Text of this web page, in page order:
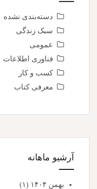
دسته‌بندی نشده
سبک زندگی
عمومی
فناوری اطلاعات
کسب و کار
معرفی کتاب
آرشیو ماهانه
بهمن ۱۴۰۴
(۱)